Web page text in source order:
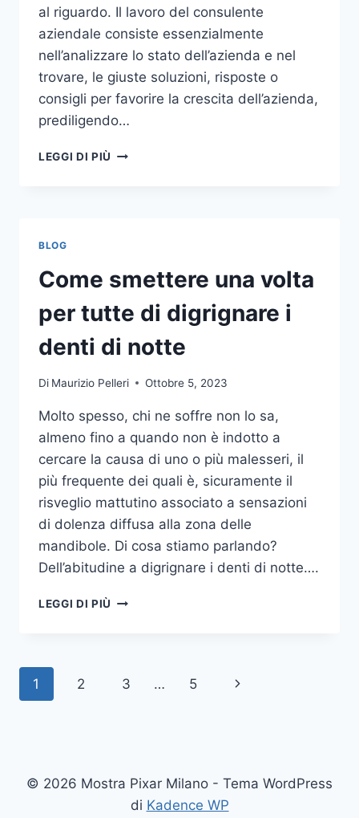
al riguardo. Il lavoro del consulente
aziendale consiste essenzialmente
nell’analizzare lo stato dell’azienda e nel
trovare, le giuste soluzioni, risposte o
consigli per favorire la crescita dell’azienda,
prediligendo…
LEGGI DI PIÙ IL
BLOG
Come smettere una volta
per tutte di digrignare i
denti di notte
Di Maurizio Pelleri Ottobre 5, 2023
Molto spesso, chi ne soffre non lo sa,
almeno fino a quando non è indotto a
cercare la causa di uno o più malesseri, il
più frequente dei quali è, sicuramente il
risveglio mattutino associato a sensazioni
di dolenza diffusa alla zona delle
mandibole. Di cosa stiamo parlando?
Dell’abitudine a digrignare i denti di notte….
LEGGI DI PIÙ COME
TUTTE
NOTTE
Navigazione
1 2 3 … 5
Pagina
© 2026 Mostra Pixar Milano - Tema WordPress
di Kadence WP